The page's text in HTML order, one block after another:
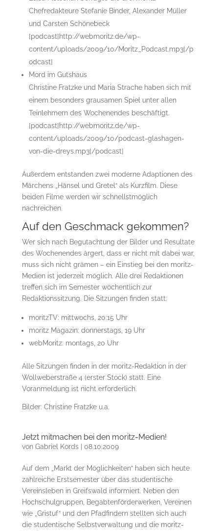
Chefredakteure Stefanie Binder, Alexander Müller
und Carsten Schönebeck
[podcast]http://webmoritz.de/wp-
content/uploads/2009/10/Moritz_Podcast.mp3[/p
odcast]
Mord im Gutshaus
Christine Fratzke und Maria Strache haben sich mit
einem besonders grausamen Spiel unter allen
Teinlehmern des Wochenendes beschäftigt.
[podcast]http://webmoritz.de/wp-
content/uploads/2009/10/podcast-glashagen-
von-die-dreys.mp3[/podcast]
Außerdem entstanden zwei moderne Adaptionen des
Märchens „Hänsel und Gretel“ als Kurzfilm. Diese
beiden Filme werden wir schnellstmöglich
nachreichen.
Auf den Geschmack gekommen?
Wer sich nach Begutachtung der Bilder und Resultate
des Wochenendes ärgert, dass er nicht mit dabei war,
muss sich nicht grämen – ein Einstieg bei den moritz-
Medien ist jederzeit möglich. Alle drei Redaktionen
treffen sich im Semester wöchentlich zur
Redaktionssitzung. Die Sitzungen finden statt:
moritzTV: mittwochs, 20:15 Uhr
moritz Magazin: donnerstags, 19 Uhr
webMoritz: montags, 20 Uhr
Alle Sitzungen finden in der moritz-Redaktion in der
Wollweberstraße 4 (erster Stock) statt. Eine
Voranmeldung ist nicht erforderlich.
Bilder: Christine Fratzke u.a.
Jetzt mitmachen bei den moritz-Medien!
von Gabriel Kords| 08.10.2009
Auf dem „Markt der Möglichkeiten“ haben sich heute
zahlreiche Erstsemester über das studentische
Vereinsleben in Greifswald informiert. Neben den
Hochschulgruppen, Begabtenförderwerken, Vereinen
wie „Gristuf“ und den Pfadfindern stellten sich auch
die studentische Selbstverwaltung und die moritz-